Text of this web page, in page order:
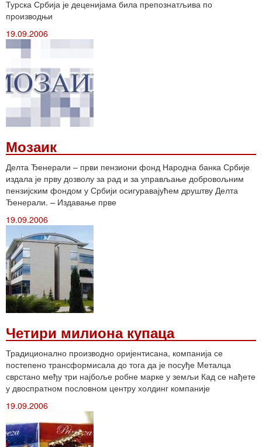
Турска Србија је деценијама била препознатљива по
производњи
19.09.2006
Мозаик
Делта Ђенерали – први пензиони фонд Народна банка Србије
издала је прву дозволу за рад и за управљање добровољним
пензијским фондом у Србији осигуравајућем друштву Делта
Ђенерали. – Издавање прве
19.09.2006
Четири милиона купаца
Традиционално производно оријентисана, компанија се
постепено трансформисала до тога да је посуђе Металца
сврстано међу три најбоље робне марке у земљи Кад се нађете
у двоспратном пословном центру холдинг компаније
19.09.2006